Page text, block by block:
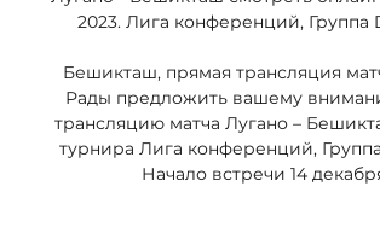
2023. Лига конференций, Группа
Бешикташ, прямая трансляция
Рады предложить вашему
трансляцию матча Лугано –
турнира Лига конференций,
Начало встречи 14